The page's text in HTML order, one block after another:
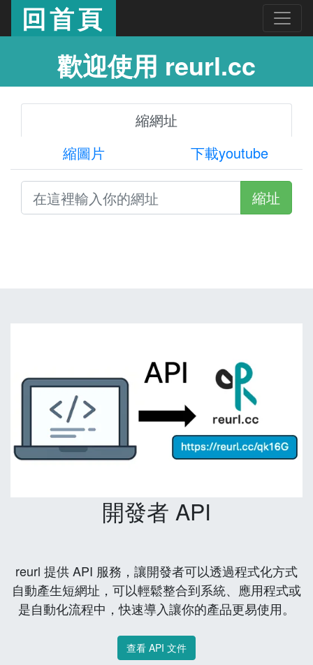
回首頁
歡迎使用 reurl.cc
縮網址
縮圖片
下載youtube
縮址
開發者 API
reurl 提供 API 服務，讓開發者可以透過程式化方式
自動產生短網址，可以輕鬆整合到系統、應用程式或
是自動化流程中，快速導入讓你的產品更易使用。
查看 API 文件